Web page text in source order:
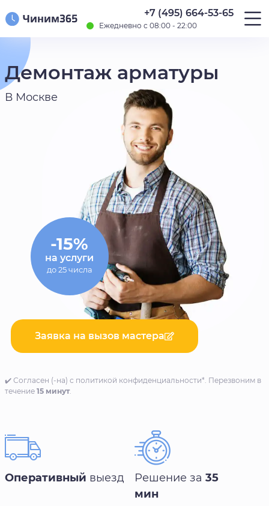
+7 (495) 664-53-65
Ежедневно с 08:00 - 22:00
Демонтаж арматуры
В Москве
Заявка на вызов мастера
✔️ Согласен (-на) с политикой конфиденциальности*. Перезвоним в
течение 15 минут.
-15%
на услуги
до 25 числа
Оперативный выезд Решение за 35
мин